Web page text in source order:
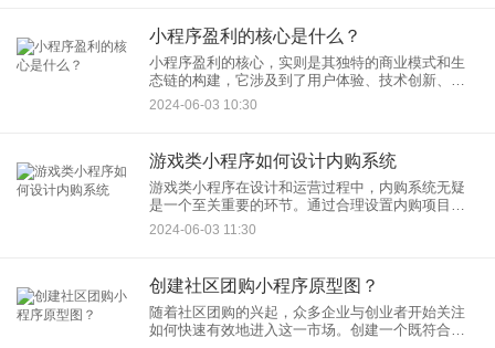
小程序盈利的核心是什么？
小程序盈利的核心，实则是其独特的商业模式和生
态链的构建，它涉及到了用户体验、技术创新、市
场策略等多个维度。在这个数字化时代，小程序以
其轻便、快捷、高效的特点，迅速占领了市场的制
2024-06-03 10:30
游戏类小程序如何设计内购系统
游戏类小程序在设计和运营过程中，内购系统无疑
是一个至关重要的环节。通过合理设置内购项目，
不仅能为开发者带来稳定的收入，还能提升玩家的
游戏体验，增加用户粘性。游戏类小程序如何设计
2024-06-03 11:30
创建社区团购小程序原型图？
随着社区团购的兴起，众多企业与创业者开始关注
如何快速有效地进入这一市场。创建一个既符合用